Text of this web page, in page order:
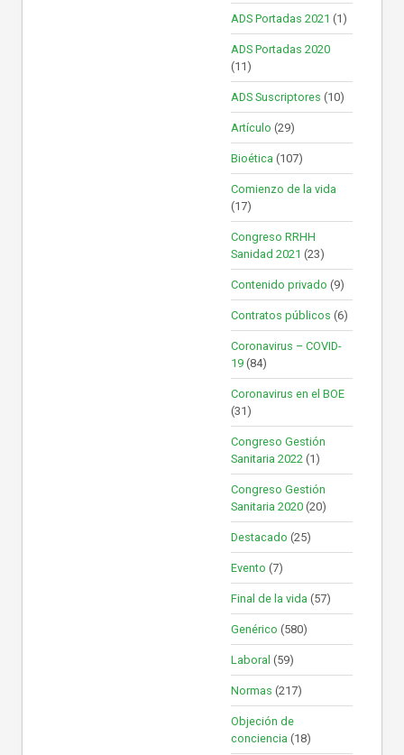
ADS Portadas 2021 (1)
ADS Portadas 2020
(11)
ADS Suscriptores (10)
Artículo (29)
Bioética (107)
Comienzo de la vida
(17)
Congreso RRHH
Sanidad 2021 (23)
Contenido privado (9)
Contratos públicos (6)
Coronavirus – COVID-
19 (84)
Coronavirus en el BOE
(31)
Congreso Gestión
Sanitaria 2022 (1)
Congreso Gestión
Sanitaria 2020 (20)
Destacado (25)
Evento (7)
Final de la vida (57)
Genérico (580)
Laboral (59)
Normas (217)
Objeción de
conciencia (18)